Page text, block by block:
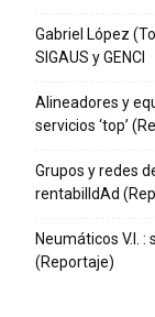
Gabriel López
SIGAUS y GENCI
Alineadores y
servicios ‘top’
Grupos y redes
rentabilIdAd
Neumáticos V.I.
(Reportaje)